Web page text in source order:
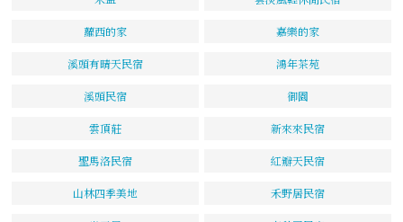
蘿西的家 嘉樂的家
溪頭有晴天民宿 鴻年茶苑
溪頭民宿 御園
雲頂莊 新來來民宿
聖馬洛民宿 紅瓣天民宿
山林四季美地 禾野居民宿